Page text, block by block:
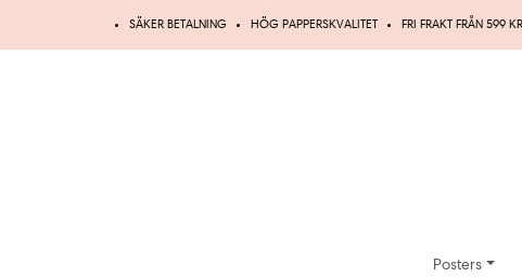
SÄKER BETALNING HÖG PAPPERSKVALITET FRI FRAKT FRÅN 599 KR
Posters